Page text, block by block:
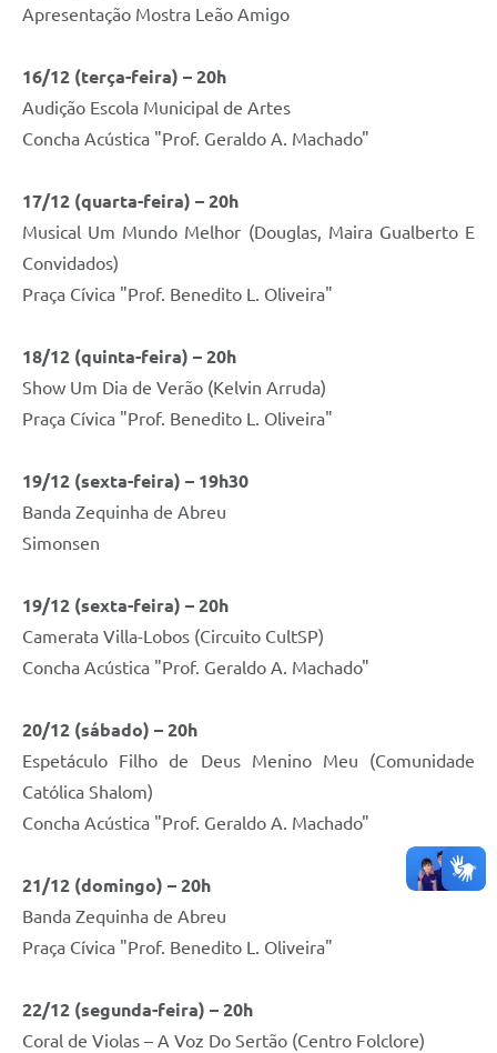
Apresentação Mostra Leão Amigo
16/12 (terça-feira) – 20h
Audição Escola Municipal de Artes
Concha Acústica "Prof. Geraldo A. Machado"
17/12 (quarta-feira) – 20h
Musical Um Mundo Melhor (Douglas, Maira Gualberto E
Convidados)
Praça Cívica "Prof. Benedito L. Oliveira"
18/12 (quinta-feira) – 20h
Show Um Dia de Verão (Kelvin Arruda)
Praça Cívica "Prof. Benedito L. Oliveira"
19/12 (sexta-feira) – 19h30
Banda Zequinha de Abreu
Simonsen
19/12 (sexta-feira) – 20h
Camerata Villa-Lobos (Circuito CultSP)
Concha Acústica "Prof. Geraldo A. Machado"
20/12 (sábado) – 20h
Espetáculo Filho de Deus Menino Meu (Comunidade
Católica Shalom)
Concha Acústica "Prof. Geraldo A. Machado"
21/12 (domingo) – 20h
Banda Zequinha de Abreu
Praça Cívica "Prof. Benedito L. Oliveira"
22/12 (segunda-feira) – 20h
Coral de Violas – A Voz Do Sertão (Centro Folclore)